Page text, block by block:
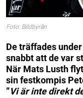
Foto: Bildbyrån
De träffades
snabbt att de var
När Mats Lusth
sin festkompis
”Vi är inte direkt